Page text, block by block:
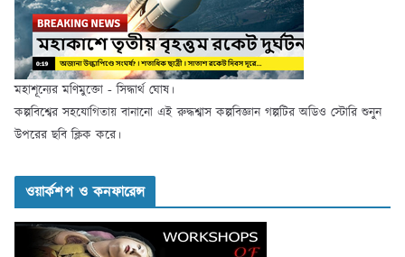
মহাশূন্যের মণিমুক্তো - সিদ্ধার্থ ঘোষ।
কল্পবিশ্বের সহযোগিতায় বানানো এই রুদ্ধশ্বাস কল্পবিজ্ঞান গল্পটির অডিও স্টোরি শুনুন
উপরের ছবি ক্লিক করে।
ওয়ার্কশপ ও কনফারেন্স